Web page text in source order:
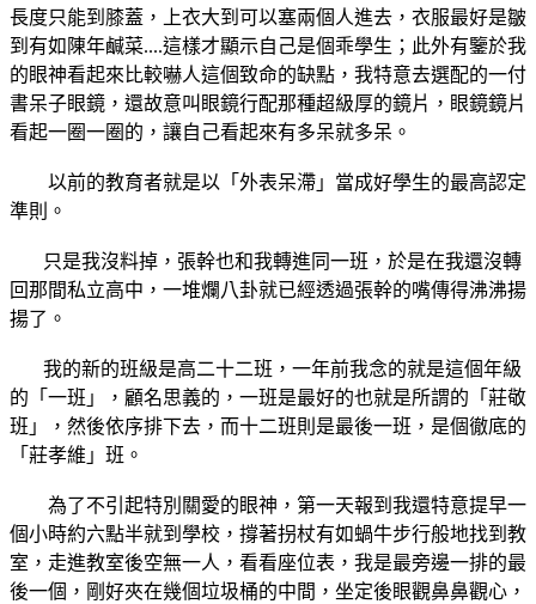
長度只能到膝蓋，上衣大到可以塞兩個人進去，衣服最好是皺
到有如陳年鹹菜....這樣才顯示自己是個乖學生；此外有鑒於我
的眼神看起來比較嚇人這個致命的缺點，我特意去選配的一付
書呆子眼鏡，還故意叫眼鏡行配那種超級厚的鏡片，眼鏡鏡片
看起一圈一圈的，讓自己看起來有多呆就多呆。
以前的教育者就是以「外表呆滯」當成好學生的最高認定
準則。
只是我沒料掉，張幹也和我轉進同一班，於是在我還沒轉
回那間私立高中，一堆爛八卦就已經透過張幹的嘴傳得沸沸揚
揚了。
我的新的班級是高二十二班，一年前我念的就是這個年級
的「一班」，顧名思義的，一班是最好的也就是所謂的「莊敬
班」，然後依序排下去，而十二班則是最後一班，是個徹底的
「莊孝維」班。
為了不引起特別關愛的眼神，第一天報到我還特意提早一
個小時約六點半就到學校，撐著拐杖有如蝸牛步行般地找到教
室，走進教室後空無一人，看看座位表，我是最旁邊一排的最
後一個，剛好夾在幾個垃圾桶的中間，坐定後眼觀鼻鼻觀心，